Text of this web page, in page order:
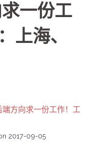
一份工
上海、
方向求一份工作！工
2017-09-05